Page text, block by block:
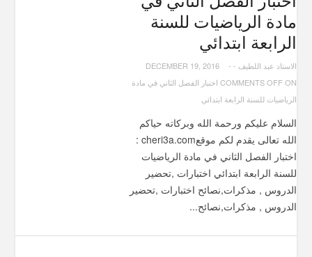
مادة الرياضيات للسنة
الرابعة ابتدائي
الاستاد عبد اللطيف -
DECEMBER 19, 2016
-
COMMENTS OFF ON اختبار الفصل الثاني في مادة
الرياضيات للسنة الرابعة ابتدائي
السلام عليكم ورحمة الله وبركاته حياكم
الله تعالى يقدم لكم موقعcheri3a.com :
اختبار الفصل الثاني في مادة الرياضيات
للسنة الرابعة ابتدائي اختبارات ,تحضير
الدروس , مذكرات,نصائح اختبارات ,تحضير
الدروس , مذكرات,نصائح...